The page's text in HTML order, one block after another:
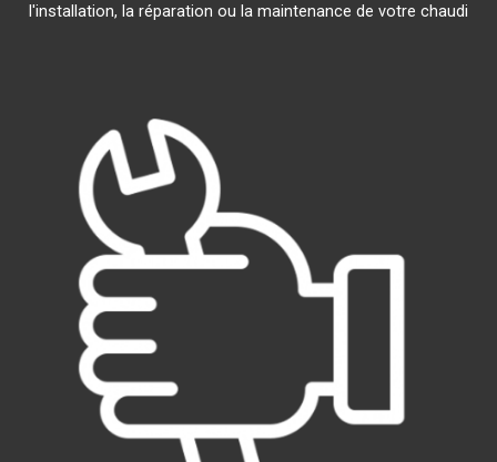
l'installation, la réparation ou la maintenance de votre chaudi